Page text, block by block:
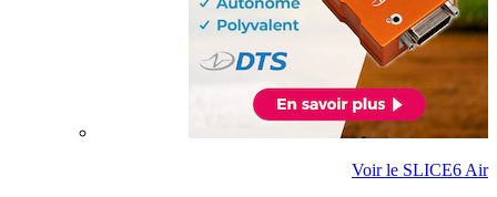
Voir le SLICE6 Air